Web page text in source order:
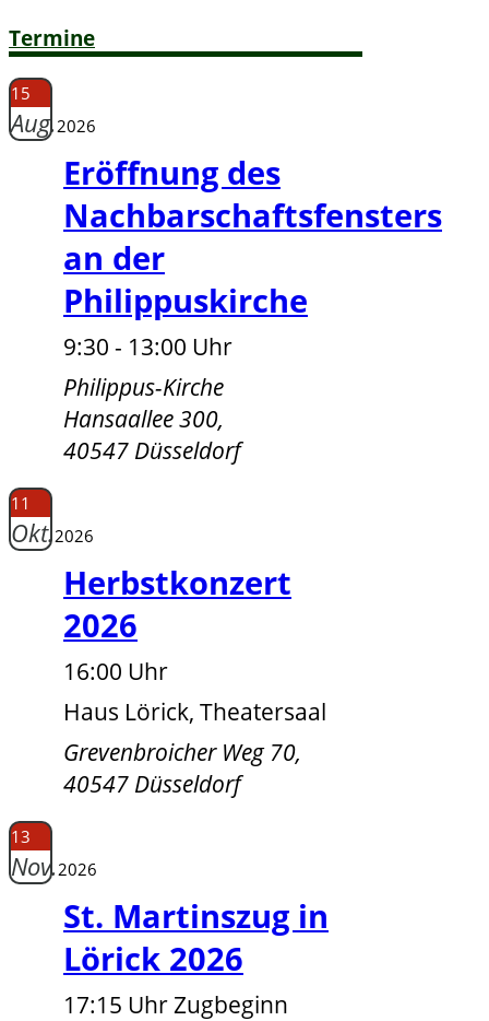
Termine
15
Aug.2026
Eröffnung des
Nachbarschaftsfensters
an der
Philippuskirche
9:30 - 13:00 Uhr
Philippus-Kirche
Hansaallee 300,
40547 Düsseldorf
11
Okt.2026
Herbstkonzert
2026
16:00 Uhr
Haus Lörick, Theatersaal
Grevenbroicher Weg 70,
40547 Düsseldorf
13
Nov.2026
St. Martinszug in
Lörick 2026
17:15 Uhr Zugbeginn